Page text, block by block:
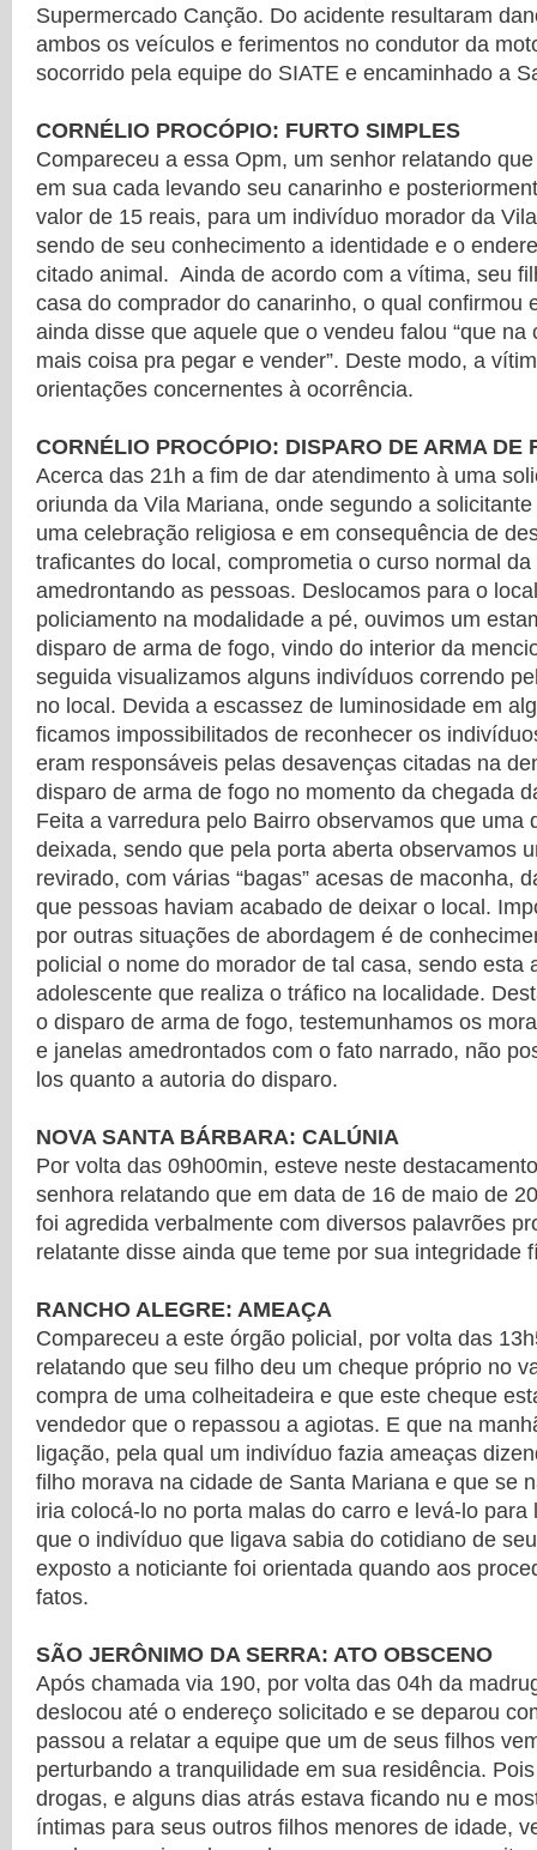
Supermercado Canção. Do acidente resultaram
ambos os veículos e ferimentos no condutor da
socorrido pela equipe do SIATE e encaminhado a
CORNÉLIO PROCÓPIO: FURTO SIMPLES
Compareceu a essa Opm, um senhor relatando
em sua cada levando seu canarinho e
valor de 15 reais, para um indivíduo morador da
sendo de seu conhecimento a identidade e o
citado animal. Ainda de acordo com a vítima, seu
casa do comprador do canarinho, o qual confirmou
ainda disse que aquele que o vendeu falou “que na
mais coisa pra pegar e vender”. Deste modo, a
orientações concernentes à ocorrência.
CORNÉLIO PROCÓPIO: DISPARO DE ARMA DE
Acerca das 21h a fim de dar atendimento à uma
oriunda da Vila Mariana, onde segundo a
uma celebração religiosa e em consequência de
traficantes do local, comprometia o curso normal
amedrontando as pessoas. Deslocamos para o
policiamento na modalidade a pé, ouvimos um
disparo de arma de fogo, vindo do interior da
seguida visualizamos alguns indivíduos correndo
no local. Devida a escassez de luminosidade em
ficamos impossibilitados de reconhecer os
eram responsáveis pelas desavenças citadas na
disparo de arma de fogo no momento da chegada
Feita a varredura pelo Bairro observamos que uma
deixada, sendo que pela porta aberta observamos
revirado, com várias “bagas” acesas de maconha,
que pessoas haviam acabado de deixar o local.
por outras situações de abordagem é de
policial o nome do morador de tal casa, sendo esta
adolescente que realiza o tráfico na localidade.
o disparo de arma de fogo, testemunhamos os
e janelas amedrontados com o fato narrado, não
los quanto a autoria do disparo.
NOVA SANTA BÁRBARA: CALÚNIA
Por volta das 09h00min, esteve neste
senhora relatando que em data de 16 de maio de
foi agredida verbalmente com diversos palavrões
relatante disse ainda que teme por sua integridade
RANCHO ALEGRE: AMEAÇA
Compareceu a este órgão policial, por volta das
relatando que seu filho deu um cheque próprio no
compra de uma colheitadeira e que este cheque
vendedor que o repassou a agiotas. E que na
ligação, pela qual um indivíduo fazia ameaças
filho morava na cidade de Santa Mariana e que se
iria colocá-lo no porta malas do carro e levá-lo para
que o indivíduo que ligava sabia do cotidiano de
exposto a noticiante foi orientada quando aos
fatos.
SÃO JERÔNIMO DA SERRA: ATO OBSCENO
Após chamada via 190, por volta das 04h da
deslocou até o endereço solicitado e se deparou
passou a relatar a equipe que um de seus filhos
perturbando a tranquilidade em sua residência.
drogas, e alguns dias atrás estava ficando nu e
íntimas para seus outros filhos menores de idade,